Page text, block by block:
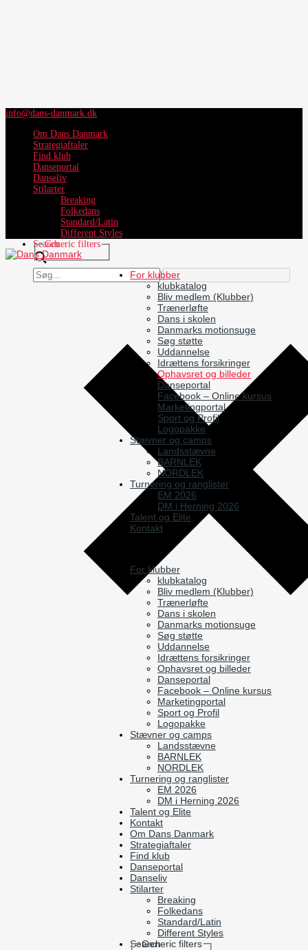
info@dans-danmark.dk
Om Dans Danmark
Strategiaftaler
Find klub
Danseportal
Danseliv
Stilarter
Breaking
Folkedans
Standard/Latin
Different Styles
Search
Generic filters
For klubber
klubkatalog
Bliv medlem (Klubber)
Trænerløfte
Dans i skolen
Danmarks motionsuge
Søg støtte
Uddannelse
Idrættens forsikringer
Ophavsret og billeder
Danseportal
Facebook – Online kursus
Marketingportal
Sport og Profil
Logopakke
Stævner og camps
Landsstævne
BARNLEK
NORDLEK
Turnering og ranglister
EM 2026
DM i Herning 2026
Talent og Elite
Kontakt
For klubber
klubkatalog
Bliv medlem (Klubber)
Trænerløfte
Dans i skolen
Danmarks motionsuge
Søg støtte
Uddannelse
Idrættens forsikringer
Ophavsret og billeder
Danseportal
Facebook – Online kursus
Marketingportal
Sport og Profil
Logopakke
Stævner og camps
Landsstævne
BARNLEK
NORDLEK
Turnering og ranglister
EM 2026
DM i Herning 2026
Talent og Elite
Kontakt
Om Dans Danmark
Strategiaftaler
Find klub
Danseportal
Danseliv
Stilarter
Breaking
Folkedans
Standard/Latin
Different Styles
Search
Generic filters